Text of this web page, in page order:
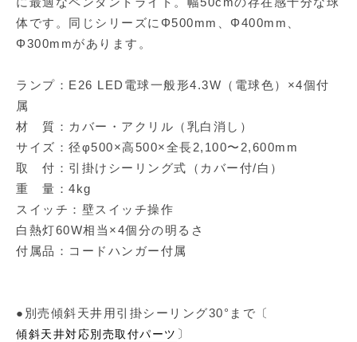
体です。同じシリーズにΦ500mm、Φ400mm、
Φ300mmがあります。
ランプ：E26 LED電球一般形4.3W（電球色）×4個付
属
材 質：カバー・アクリル（乳白消し）
サイズ：径φ500×高500×全長2,100〜2,600mm
取 付：引掛けシーリング式（カバー付/白）
重 量：4kg
スイッチ：壁スイッチ操作
白熱灯60W相当×4個分の明るさ
付属品：コードハンガー付属
●別売傾斜天井用引掛シーリング30°まで〔
傾斜天井対応別売取付パーツ 〕